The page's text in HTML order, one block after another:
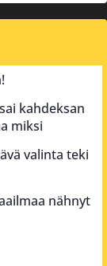
kahdeksan
miksi
valinta teki
nähnyt